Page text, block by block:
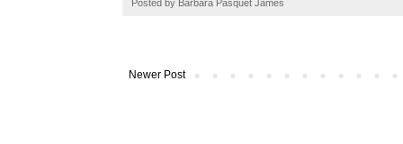
k
s
Posted by Barbara Pasquet James
Newer Post